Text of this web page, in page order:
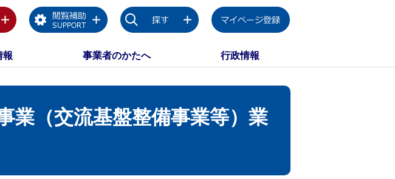
報 事業者のかたへ 行政情報
業（交流基盤整備事業等）業